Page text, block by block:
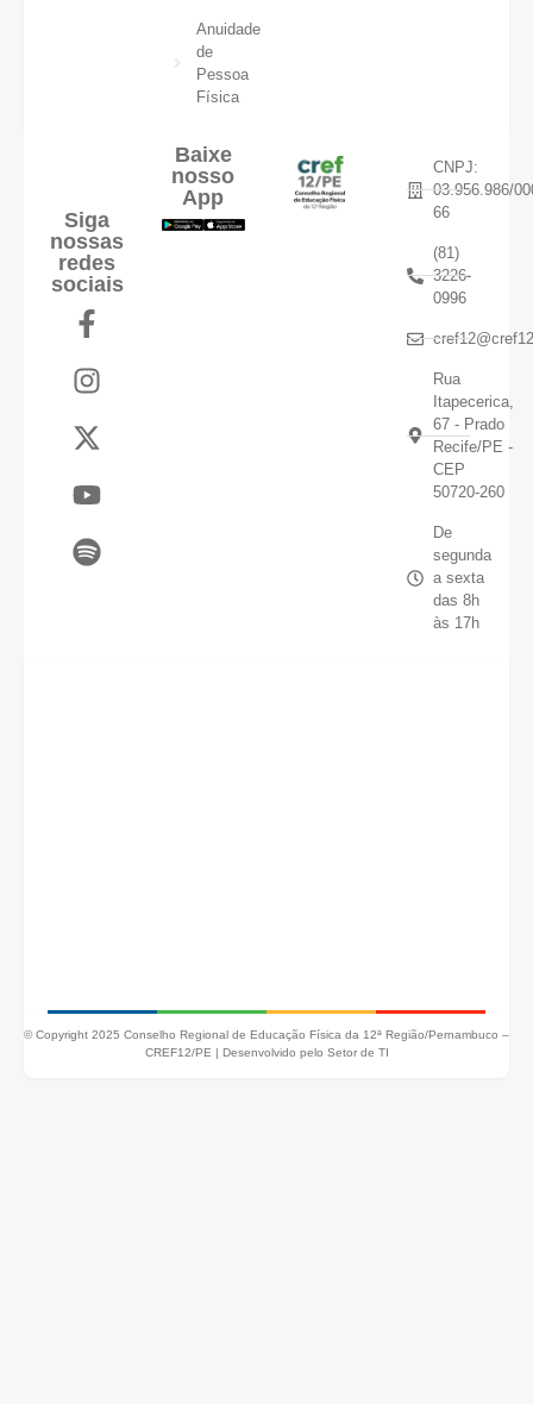
Anuidade
de
Pessoa
Física
Siga
nossas
redes
sociais
Baixe
nosso
App
CNPJ:
03.956.986/
66
(81)
3226-
0996
Rua
Itapecerica,
67 - Prado
Recife/PE -
CEP
50720-260
De
segunda
a sexta
das 8h
às 17h
© Copyright 2025 Conselho Regional de Educação Física da 12ª Região/Pernambuco –
CREF12/PE | Desenvolvido pelo Setor de TI